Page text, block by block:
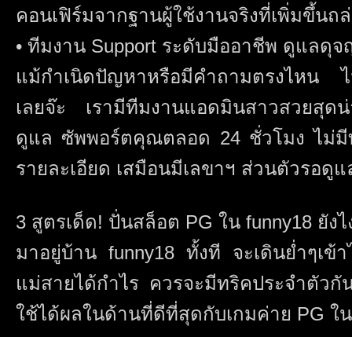
คอนเฟิร์มจากฐานผู้ใช้งานจริงที่เพิ่มขึ้นถ
• ทีมงาน Support ระดับมืออาชีพ ดูแลดุ
แม้กำเนิดปัญหาหรือมีคำถามตรงไหน ไ
เลยจ๊ะ เรามีทีมงานแอดมินสาวสวยสุ
ดูแล ซัพพอร์ตคุณตลอด 24 ชั่วโมง ไม่มี
รายละเอียด เสมือนมีเลขาฯ ส่วนตัวรอดู
3 สูตรเด็ด! ปั่นสล็อต PG ใน funny18 ยัง
มาอยู่บ้าน funny18 ทั้งที จะเดินย่ำๆเข้
แม่สายได้กำไร ควรจะมีทริคประจำตั
ใช้ได้ผลในด้านที่ดีที่สุดกับเกมค่าย PG ใน